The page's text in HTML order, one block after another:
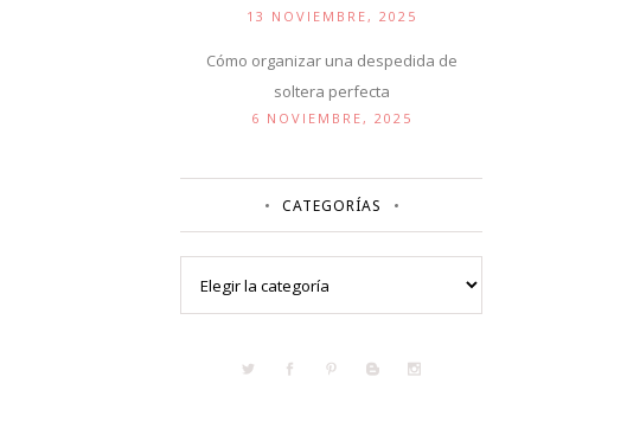
13 NOVIEMBRE, 2025
Cómo organizar una despedida de
soltera perfecta
6 NOVIEMBRE, 2025
CATEGORÍAS